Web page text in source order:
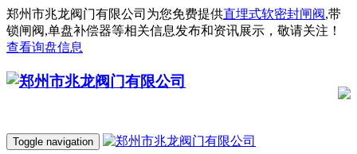
郑州市兆龙阀门有限公司为您免费提供直埋式软密封闸阀,带
锁闸阀,单盘补偿器等相关信息发布和资讯展示，敬请关注！
查看询盘信息
Toggle navigation